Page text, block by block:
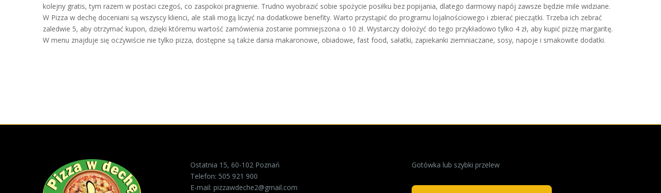
kolejny gratis, tym razem w postaci czegoś, co zaspokoi pragnienie. Trudno wyobrazić sobie spożycie posiłku bez popijania, dlatego darmowy napój zawsze będzie mile widziane.
W Pizza w dechę doceniani są wszyscy klienci, ale stali mogą liczyć na dodatkowe benefity. Warto przystąpić do programu lojalnościowego i zbierać pieczątki. Trzeba ich zebrać
zaledwie 5, aby otrzymać kupon, dzięki któremu wartość zamówienia zostanie pomniejszona o 10 zł. Wystarczy dołożyć do tego przykładowo tylko 4 zł, aby kupić pizzę margaritę.
W menu znajduje się oczywiście nie tylko pizza, dostępne są także dania makaronowe, obiadowe, fast food, sałatki, zapiekanki ziemniaczane, sosy, napoje i smakowite dodatki.
Ostatnia 15, 60-102 Poznań
Telefon: 505 921 900
E-mail: pizzawdeche2@gmail.com
Gotówka lub szybki przelew